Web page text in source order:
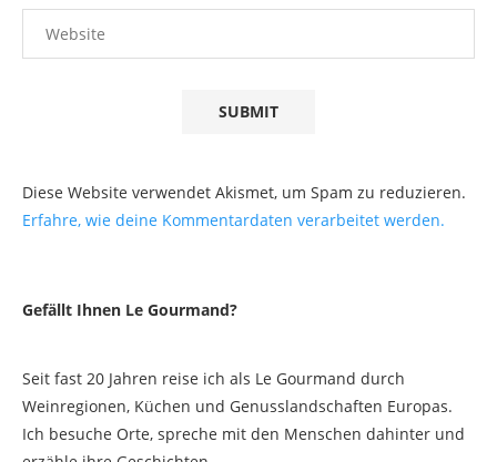
Diese Website verwendet Akismet, um Spam zu reduzieren.
Erfahre, wie deine Kommentardaten verarbeitet werden.
Gefällt Ihnen Le Gourmand?
Seit fast 20 Jahren reise ich als Le Gourmand durch
Weinregionen, Küchen und Genusslandschaften Europas.
Ich besuche Orte, spreche mit den Menschen dahinter und